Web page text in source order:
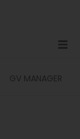
GV MANAGER